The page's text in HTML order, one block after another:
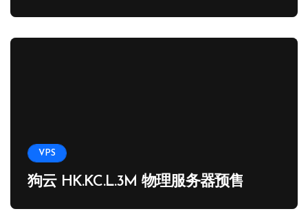
VPS
狗云 HK.KC.L.3M 物理服务器预售